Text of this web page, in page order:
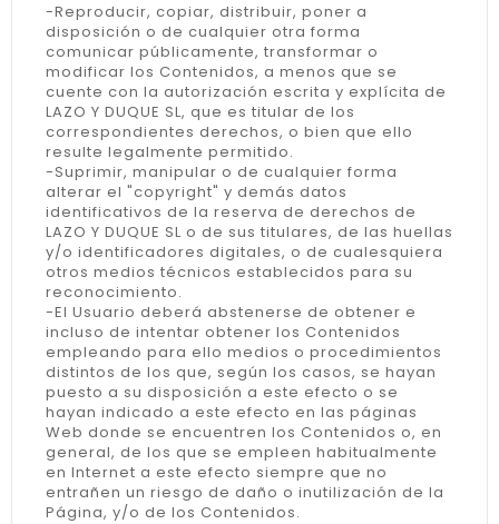
-Reproducir, copiar, distribuir, poner a
disposición o de cualquier otra forma
comunicar públicamente, transformar o
modificar los Contenidos, a menos que se
cuente con la autorización escrita y explícita de
LAZO Y DUQUE SL, que es titular de los
correspondientes derechos, o bien que ello
resulte legalmente permitido.
-Suprimir, manipular o de cualquier forma
alterar el "copyright" y demás datos
identificativos de la reserva de derechos de
LAZO Y DUQUE SL o de sus titulares, de las huellas
y/o identificadores digitales, o de cualesquiera
otros medios técnicos establecidos para su
reconocimiento.
-El Usuario deberá abstenerse de obtener e
incluso de intentar obtener los Contenidos
empleando para ello medios o procedimientos
distintos de los que, según los casos, se hayan
puesto a su disposición a este efecto o se
hayan indicado a este efecto en las páginas
Web donde se encuentren los Contenidos o, en
general, de los que se empleen habitualmente
en Internet a este efecto siempre que no
entrañen un riesgo de daño o inutilización de la
Página, y/o de los Contenidos.